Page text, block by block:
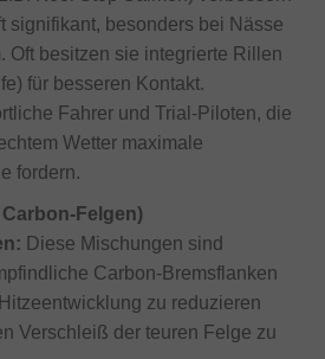
signifikant, besonders bei Nässe
Oft besitzen sie integrierte Rillen
für besseren Kontakt.
Fahrer und Trial-Piloten, die
Wetter maximale
fordern.
Felgen)
Diese Mischungen sind
Carbon-Bremsflanken
zu reduzieren
Verschleiß der teuren Felge zu